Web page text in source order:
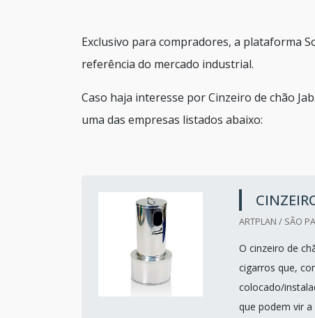
Exclusivo para compradores, a plataforma
referência do mercado industrial.
Caso haja interesse por Cinzeiro de chão
uma das empresas listados abaixo:
ARTPLAN / SÃO
O cinzeiro de
cigarros que,
colocado/
que podem vir